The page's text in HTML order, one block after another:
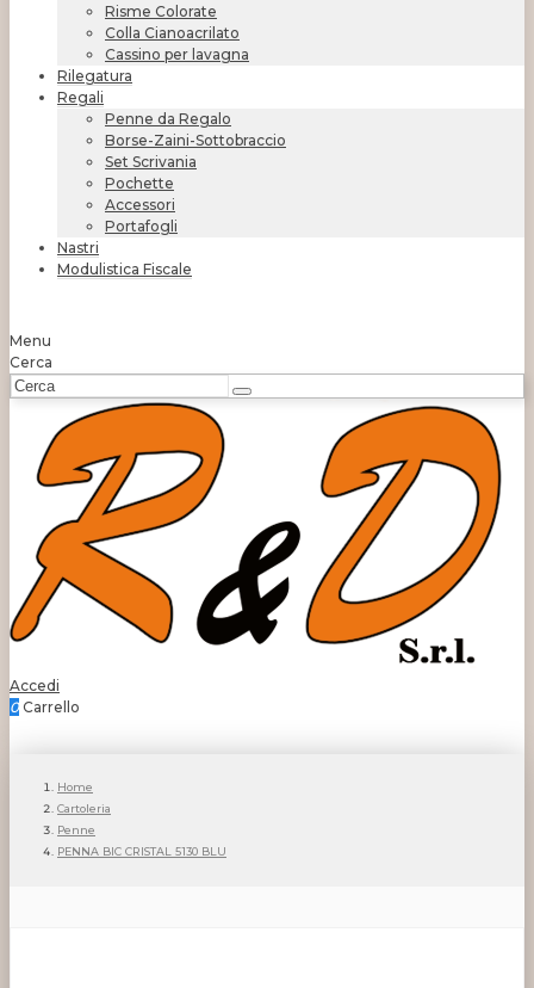
Risme Colorate
Colla Cianoacrilato
Cassino per lavagna
Rilegatura
Regali
Penne da Regalo
Borse-Zaini-Sottobraccio
Set Scrivania
Pochette
Accessori
Portafogli
Nastri
Modulistica Fiscale
Menu
Cerca
Accedi
0 Carrello
Home
Cartoleria
Penne
PENNA BIC CRISTAL 5130 BLU